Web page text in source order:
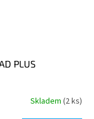
PLUS
Skladem (2 ks)